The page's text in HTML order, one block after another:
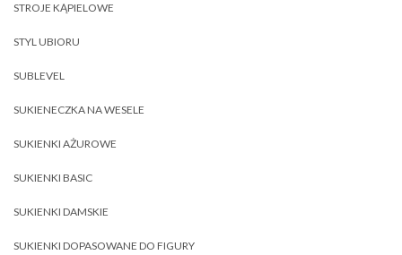
STROJE KĄPIELOWE
STYL UBIORU
SUBLEVEL
SUKIENECZKA NA WESELE
SUKIENKI AŻUROWE
SUKIENKI BASIC
SUKIENKI DAMSKIE
SUKIENKI DOPASOWANE DO FIGURY